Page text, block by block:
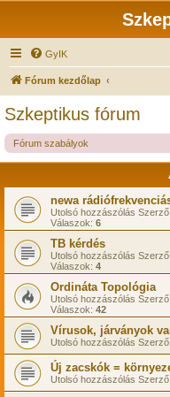
GyIK
Fórum kezdőlap
Szkeptikus fórum
Fórum szabályok
newa
Utolsó hozzászólás Szerző:
Válaszok: 6
TB kérdés
Utolsó hozzászólás Szerző:
Válaszok: 4
Ordináta Topológia
Utolsó hozzászólás Szerző:
Válaszok: 42
Vírusok, járványok
Utolsó hozzászólás Szerző:
Új zacskók =
Utolsó hozzászólás Szerző: